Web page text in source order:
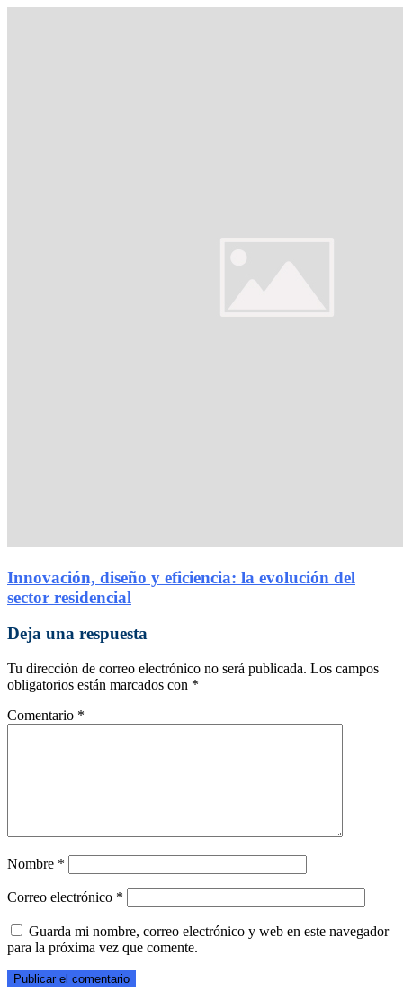
Innovación, diseño y eficiencia: la evolución del
sector residencial
Deja una respuesta
Tu dirección de correo electrónico no será publicada. Los campos
obligatorios están marcados con *
Comentario *
Nombre *
Correo electrónico *
Guarda mi nombre, correo electrónico y web en este navegador
para la próxima vez que comente.